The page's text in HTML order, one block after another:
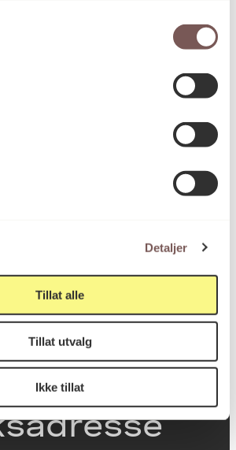
Detaljer
Tillat alle
Tillat utvalg
Ikke tillat